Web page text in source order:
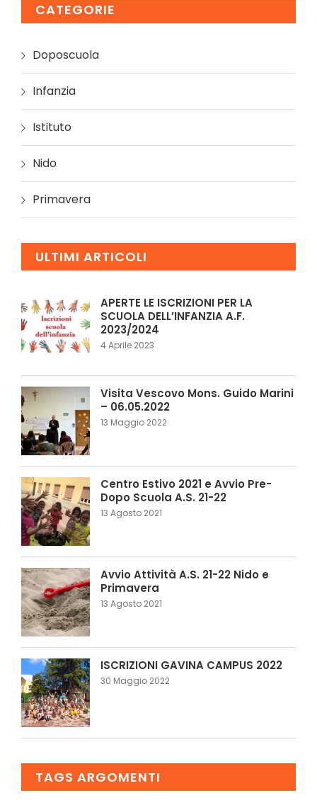
CATEGORIE
Doposcuola
Infanzia
Istituto
Nido
Primavera
ULTIMI ARTICOLI
APERTE LE ISCRIZIONI PER LA
SCUOLA DELL’INFANZIA A.F.
2023/2024
4 Aprile 2023
Visita Vescovo Mons. Guido Marini
– 06.05.2022
13 Maggio 2022
Centro Estivo 2021 e Avvio Pre-
Dopo Scuola A.S. 21-22
13 Agosto 2021
Avvio Attività A.S. 21-22 Nido e
Primavera
13 Agosto 2021
ISCRIZIONI GAVINA CAMPUS 2022
30 Maggio 2022
TAGS ARGOMENTI